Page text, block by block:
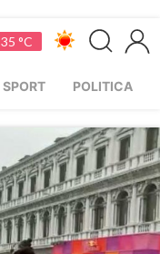
35 °C
SPORT POLITICA